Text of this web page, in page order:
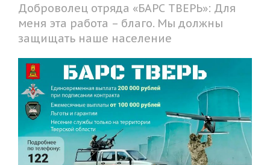
Доброволец отряда «БАРС ТВЕРЬ»: Для
меня эта работа – благо. Мы должны
защищать наше население